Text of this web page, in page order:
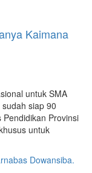
Kaimana
untuk SMA
siap 90
Provinsi
untuk